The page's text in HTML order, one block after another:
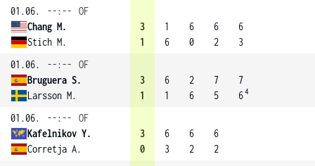
01.06.
--:--
OF
Chang M.
Stich M.
3
1
1
6
6
0
6
2
6
3
01.06.
--:--
OF
Bruguera S.
Larsson M.
3
1
6
1
2
6
7
5
7
64
01.06. --:--
OF
Kafelnikov Y.
Corretja A.
3
0
6
3
6
2
6
2